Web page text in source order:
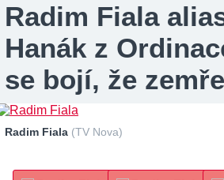
Radim Fiala
Hanák z
se bojí, že zemře
Radim Fiala (TV Nova)